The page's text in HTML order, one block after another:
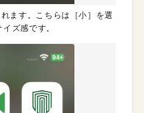
ます。こちらは［小］を選
ズ感です。